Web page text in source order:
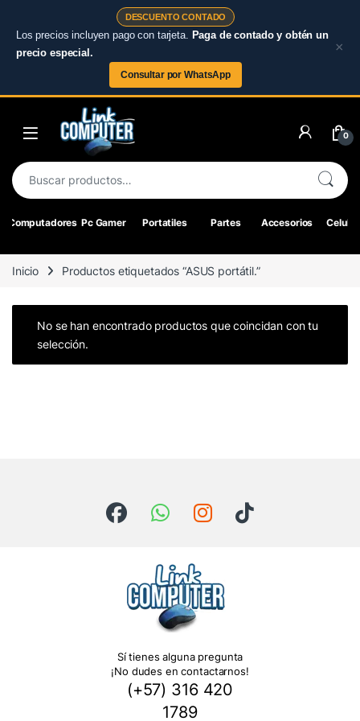
DESCUENTO CONTADO
Los precios incluyen pago con tarjeta. Paga de contado y obtén un
precio especial.
Consultar por WhatsApp
×
Skip to navigation
0
Buscar por:
Computadores Pc Gamer Portatiles Partes Accesorios
Inicio Productos etiquetados “ASUS portátil.”
No se han encontrado productos que coincidan con tu
selección.
Sí tienes alguna pregunta
¡No dudes en contactarnos!
(+57) 316 420
1789